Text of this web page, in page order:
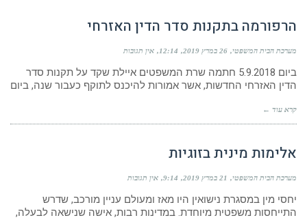
הרפורמה בתקנות סדר הדין האזרחי
מערכת הבית המשפטי 26 במרץ 2019 12:14 אין תגובות
ביום 5.9.2018 חתמה שרת המשפטים איילת שקד על תקנות סדר
הדין האזרחי החדשות, אשר אמורות להיכנס לתוקף כעבור שנה, ביום
קרא עוד ←
אלימות מינית בזוגיות
מערכת הבית המשפטי 21 במרץ 2019 9:14 אין תגובות
יחסי מין במסגרת נישואין היו מאז ומעולם עניין מורכב, שדרש
התייחסות משפטית מיוחדת. במדינות רבות, אישה שנישאה לבעלה,